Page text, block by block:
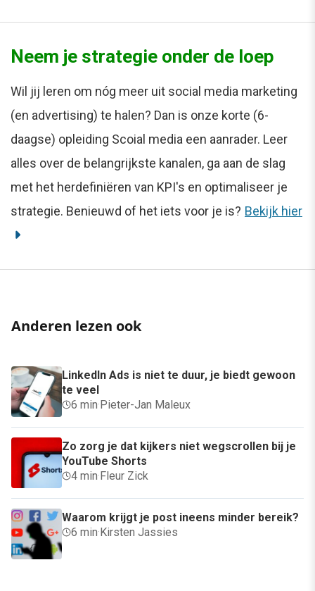
Neem je strategie onder de loep
Wil jij leren om nóg meer uit social media marketing
(en advertising) te halen? Dan is onze korte (6-
daagse) opleiding Scoial media een aanrader. Leer
alles over de belangrijkste kanalen, ga aan de slag
met het herdefiniëren van KPI's en optimaliseer je
strategie. Benieuwd of het iets voor je is? Bekijk hier
Anderen lezen ook
LinkedIn Ads is niet te duur, je biedt gewoon
te veel
6 min·Pieter-Jan Maleux
Zo zorg je dat kijkers niet wegscrollen bij je
YouTube Shorts
4 min·Fleur Zick
Waarom krijgt je post ineens minder bereik?
6 min·Kirsten Jassies